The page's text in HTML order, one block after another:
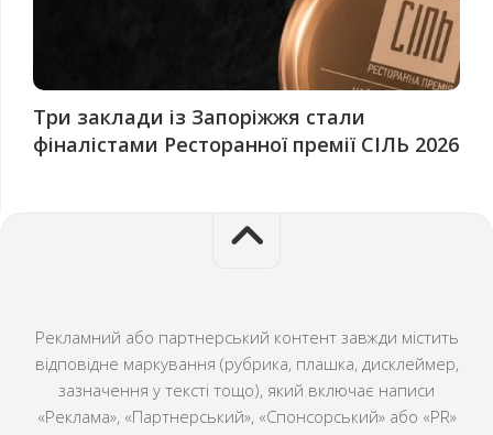
Три заклади із Запоріжжя стали
фіналістами Ресторанної премії СІЛЬ 2026
Рекламний або партнерський контент завжди містить
відповідне маркування (рубрика, плашка, дисклеймер,
зазначення у тексті тощо), який включає написи
«Реклама», «Партнерський», «Спонсорський» або «PR»